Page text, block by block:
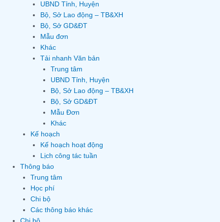
UBND Tỉnh, Huyện
Bộ, Sở Lao động – TB&XH
Bộ, Sở GD&ĐT
Mẫu đơn
Khác
Tải nhanh Văn bản
Trung tâm
UBND Tỉnh, Huyện
Bộ, Sở Lao động – TB&XH
Bộ, Sở GD&ĐT
Mẫu Đơn
Khác
Kế hoạch
Kế hoạch hoạt động
Lịch công tác tuần
Thông báo
Trung tâm
Học phí
Chi bộ
Các thông báo khác